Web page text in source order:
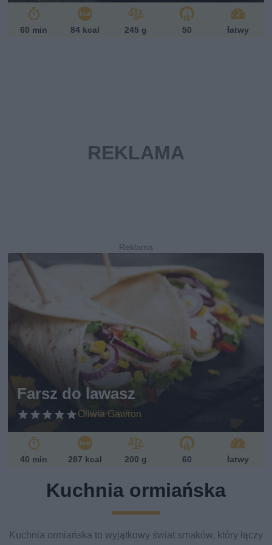
60 min 84 kcal 245 g 50 łatwy
Farsz do lawasz
Oliwia Gawron
40 min 287 kcal 200 g 60 łatwy
Kuchnia ormiańska
Kuchnia ormiańska to wyjątkowy świat smaków, który łączy